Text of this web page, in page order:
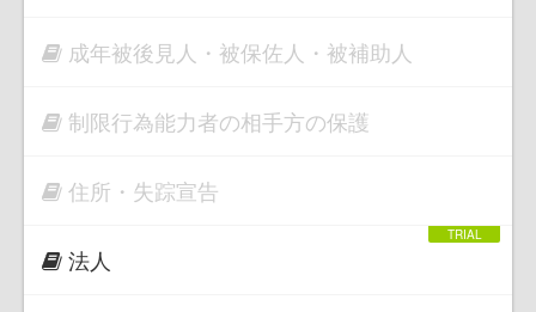
成年被後見人・被保佐人・被補助人
制限行為能力者の相手方の保護
住所・失踪宣告
法人